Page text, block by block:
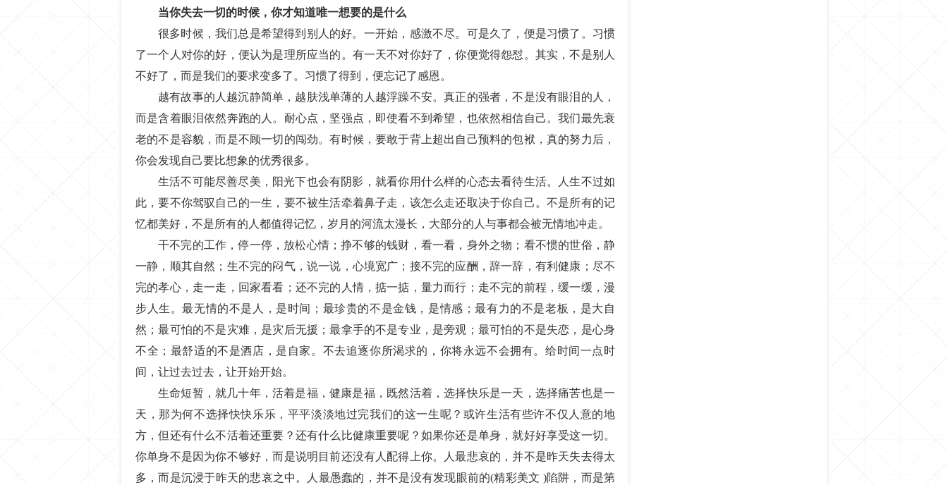
当你失去一切的时候，你才知道唯一想要的是什么
很多时候，我们总是希望得到别人的好。一开始，感激不尽。可是久了，便是习惯了。习惯
了一个人对你的好，便认为是理所应当的。有一天不对你好了，你便觉得怨怼。其实，不是别人
不好了，而是我们的要求变多了。习惯了得到，便忘记了感恩。
越有故事的人越沉静简单，越肤浅单薄的人越浮躁不安。真正的强者，不是没有眼泪的人，
而是含着眼泪依然奔跑的人。耐心点，坚强点，即使看不到希望，也依然相信自己。我们最先衰
老的不是容貌，而是不顾一切的闯劲。有时候，要敢于背上超出自己预料的包袱，真的努力后，
你会发现自己要比想象的优秀很多。
生活不可能尽善尽美，阳光下也会有阴影，就看你用什么样的心态去看待生活。人生不过如
此，要不你驾驭自己的一生，要不被生活牵着鼻子走，该怎么走还取决于你自己。不是所有的记
忆都美好，不是所有的人都值得记忆，岁月的河流太漫长，大部分的人与事都会被无情地冲走。
干不完的工作，停一停，放松心情；挣不够的钱财，看一看，身外之物；看不惯的世俗，静
一静，顺其自然；生不完的闷气，说一说，心境宽广；接不完的应酬，辞一辞，有利健康；尽不
完的孝心，走一走，回家看看；还不完的人情，掂一掂，量力而行；走不完的前程，缓一缓，漫
步人生。最无情的不是人，是时间；最珍贵的不是金钱，是情感；最有力的不是老板，是大自
然；最可怕的不是灾难，是灾后无援；最拿手的不是专业，是旁观；最可怕的不是失恋，是心身
不全；最舒适的不是酒店，是自家。不去追逐你所渴求的，你将永远不会拥有。给时间一点时
间，让过去过去，让开始开始。
生命短暂，就几十年，活着是福，健康是福，既然活着，选择快乐是一天，选择痛苦也是一
天，那为何不选择快快乐乐，平平淡淡地过完我们的这一生呢？或许生活有些许不仅人意的地
方，但还有什么不活着还重要？还有什么比健康重要呢？如果你还是单身，就好好享受这一切。
你单身不是因为你不够好，而是说明目前还没有人配得上你。人最悲哀的，并不是昨天失去得太
多，而是沉浸于昨天的悲哀之中。人最愚蠢的，并不是没有发现眼前的(精彩美文 )陷阱，而是第